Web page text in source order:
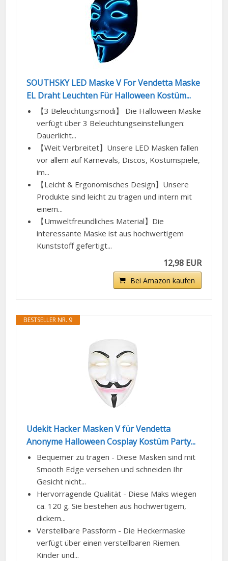
SOUTHSKY LED Maske V For Vendetta Maske
EL Draht Leuchten Für Halloween Kostüm...
【3 Beleuchtungsmodi】 Die Halloween Maske
verfügt über 3 Beleuchtungseinstellungen:
Dauerlicht...
【Weit Verbreitet】Unsere LED Masken fallen
vor allem auf Karnevals, Discos, Kostümspiele,
im...
【Leicht & Ergonomisches Design】Unsere
Produkte sind leicht zu tragen und intern mit
einem...
【Umweltfreundliches Material】Die
interessante Maske ist aus hochwertigem
Kunststoff gefertigt...
12,98 EUR
Bei Amazon kaufen
BESTSELLER NR. 9
Udekit Hacker Masken V für Vendetta
Anonyme Halloween Cosplay Kostüm Party...
Bequemer zu tragen - Diese Masken sind mit
Smooth Edge versehen und schneiden Ihr
Gesicht nicht...
Hervorragende Qualität - Diese Maks wiegen
ca. 120 g. Sie bestehen aus hochwertigem,
dickem...
Verstellbare Passform - Die Heckermaske
verfügt über einen verstellbaren Riemen.
Kinder und...